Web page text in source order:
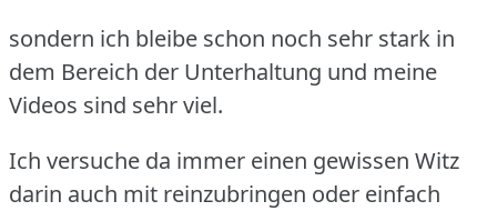
sondern ich bleibe schon noch sehr stark in
dem Bereich der Unterhaltung und meine
Videos sind sehr viel.
Ich versuche da immer einen gewissen Witz
darin auch mit reinzubringen oder einfach